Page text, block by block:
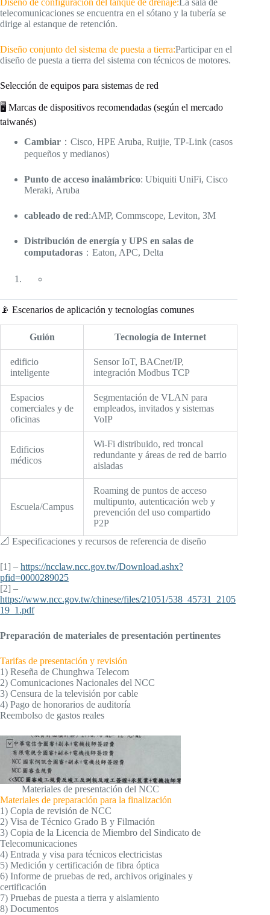
telecomunicaciones se encuentra en el sótano y la tubería se
dirige al estanque de retención.
Diseño conjunto del sistema de puesta a tierra:Participar en el
diseño de puesta a tierra del sistema con técnicos de motores.
Selección de equipos para sistemas de red
🖥️ Marcas de dispositivos recomendadas (según el mercado
taiwanés)
Cambiar ：Cisco, HPE Aruba, Ruijie, TP-Link (casos
pequeños y medianos)
Punto de acceso inalámbrico: Ubiquiti UniFi, Cisco
Meraki, Aruba
cableado de red:AMP, Commscope, Leviton, 3M
Distribución de energía y UPS en salas de
computadoras ：Eaton, APC, Delta
📡 Escenarios de aplicación y tecnologías comunes
Guión Tecnología de Internet
edificio
inteligente
Sensor IoT, BACnet/IP,
integración Modbus TCP
Espacios
comerciales y de
oficinas
Segmentación de VLAN para
empleados, invitados y sistemas
VoIP
Edificios
médicos
Wi-Fi distribuido, red troncal
redundante y áreas de red de barrio
aisladas
Escuela/Campus
Roaming de puntos de acceso
multipunto, autenticación web y
prevención del uso compartido
P2P
📐 Especificaciones y recursos de referencia de diseño
[1] – https://ncclaw.ncc.gov.tw/Download.ashx?
pfid=0000289025
[2] –
https://www.ncc.gov.tw/chinese/files/21051/538_45731_2105
19_1.pdf
Preparación de materiales de presentación pertinentes
Tarifas de presentación y revisión
1) Reseña de Chunghwa Telecom
2) Comunicaciones Nacionales del NCC
3) Censura de la televisión por cable
4) Pago de honorarios de auditoría
Reembolso de gastos reales
Materiales de presentación del NCC
Materiales de preparación para la finalización
1) Copia de revisión de NCC
2) Visa de Técnico Grado B y Filmación
3) Copia de la Licencia de Miembro del Sindicato de
Telecomunicaciones
4) Entrada y visa para técnicos electricistas
5) Medición y certificación de fibra óptica
6) Informe de pruebas de red, archivos originales y
certificación
7) Pruebas de puesta a tierra y aislamiento
8) Documentos